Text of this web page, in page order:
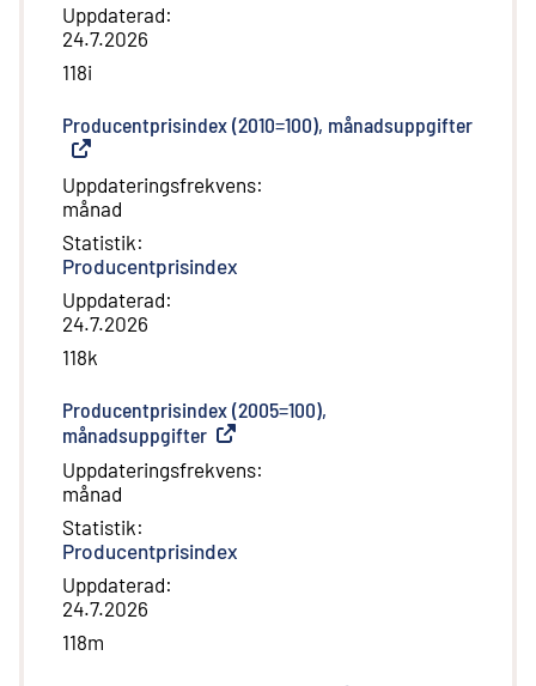
Uppdaterad:
24.7.2026
118i
Producentprisindex (2010=100), månadsuppgifter
Uppdateringsfrekvens:
månad
Statistik:
Producentprisindex
Uppdaterad:
24.7.2026
118k
Producentprisindex (2005=100),
månadsuppgifter Extern länk
Uppdateringsfrekvens:
månad
Statistik:
Producentprisindex
Uppdaterad:
24.7.2026
118m